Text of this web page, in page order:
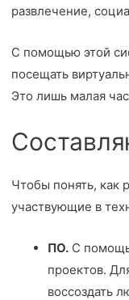
развлечение,
С помощью этой
посещать
Это лишь малая
Чтобы понять, как
участвующие в
ПО. С
проектов.
воссоздать